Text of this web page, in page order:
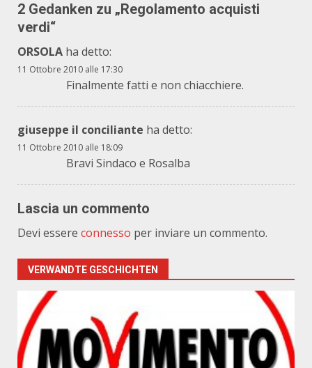
2 Gedanken zu „Regolamento acquisti
verdi“
ORSOLA ha detto:
11 Ottobre 2010 alle 17:30
Finalmente fatti e non chiacchiere.
giuseppe il conciliante ha detto:
11 Ottobre 2010 alle 18:09
Bravi Sindaco e Rosalba
Lascia un commento
Devi essere connesso per inviare un commento.
VERWANDTE GESCHICHTEN